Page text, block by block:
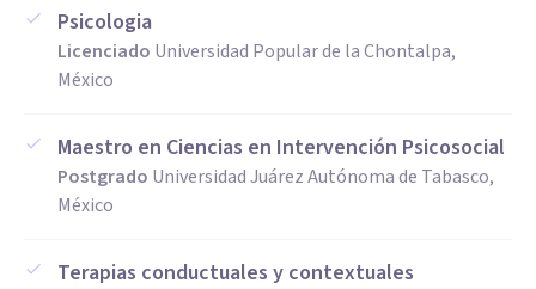
Psicologia
Licenciado Universidad Popular de la Chontalpa,
México
Maestro en Ciencias en Intervención Psicosocial
Postgrado Universidad Juárez Autónoma de Tabasco,
México
Terapias conductuales y contextuales